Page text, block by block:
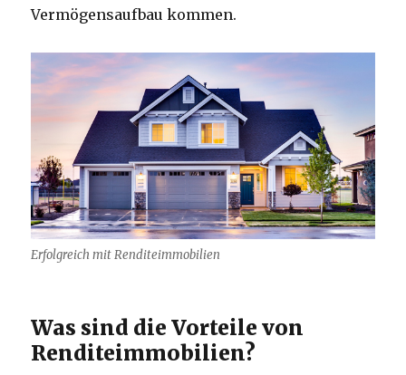
Vermögensaufbau kommen.
Erfolgreich mit Renditeimmobilien
Was sind die Vorteile von
Renditeimmobilien?